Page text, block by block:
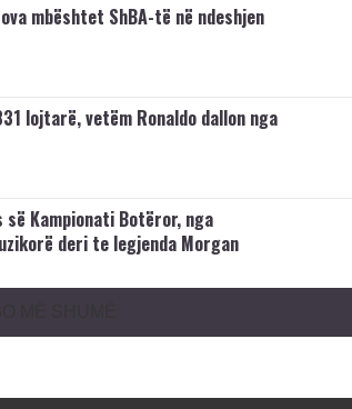
mbështet ShBA-të në ndeshjen
lojtarë, vetëm Ronaldo dallon nga
Kampionati Botëror, nga
deri te legjenda Morgan